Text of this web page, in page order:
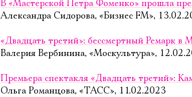
В «Мастерской Петра Фоменко» прошла
Александра Сидорова, «Бизнес FM»,
«Двадцать третий»: бессмертный Ремарк в
Валерия Вербинина, «Москультура»,
Премьера спектакля «Двадцать третий»:
Ольга Романцова, «ТАСС», 11.02.2023